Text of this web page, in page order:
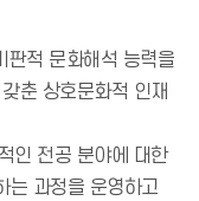
판적 문화해석 능력을
춘 상호문화적 인재
인 전공 분야에 대한
는 과정을 운영하고